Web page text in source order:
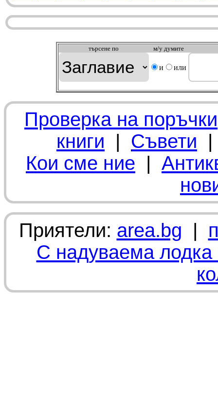
търсeне по м/у думите
и или
Проверка на поръчки
книги | Съвети
Кои сме ние |
Приятели: area.bg |
С надуваема лодка